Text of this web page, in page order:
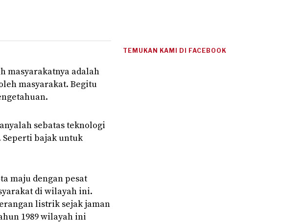
masyarakatnya adalah
masyarakat. Begitu
sebatas teknologi
Seperti bajak untuk
maju dengan pesat
di wilayah ini.
listrik sejak jaman
1989 wilayah ini
TEMUKAN KAMI DI FACEBOOK